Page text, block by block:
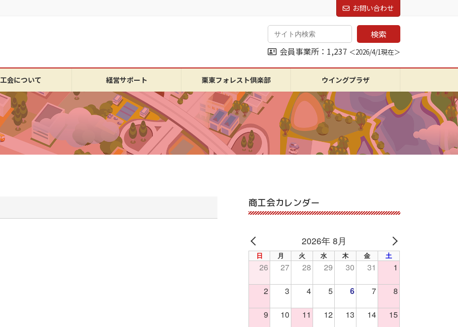
お問い合わせ
検索
会員事業所：1,237 ＜2026/4/1現在＞
会について 経営サポート 栗東フォレスト倶楽部 ウイングプラザ
商工会カレンダー
PREV
2026年 8月
NEXT
日 月 火 水 木 金 土
26 27 28 29 30 31 1
2 3 4 5 6 7 8
9 10 11 12 13 14 15